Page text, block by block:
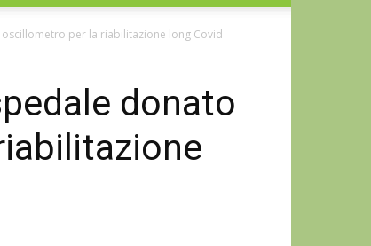
oscillometro per la riabilitazione long Covid
donato